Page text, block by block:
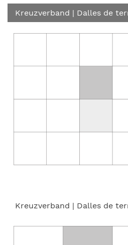
Kreuzverband | Dalles de
Kreuzverband | Dalles de